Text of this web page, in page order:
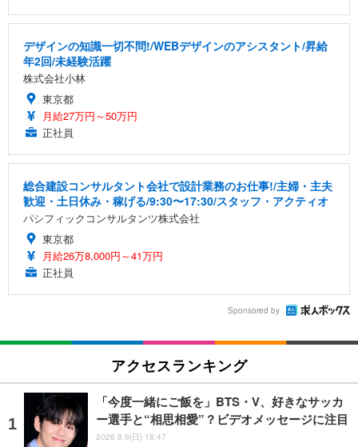
デザインの知識一切不問!/WEBデザインのアシスタント/昇給
年2回/未経験活躍
株式会社小林
東京都
月給27万円～50万円
正社員
総合建設コンサルタント会社で設計業務のお仕事!/主婦・主夫
歓迎・土日休み・稼げる/9:30〜17:30/スタッフ・アクティオ
パシフィックコンサルタンツ株式会社
東京都
月給26万8,000円～41万円
正社員
Sponsored by
アクセスランキング
「今度一緒にご飯を」BTS・V、好きなサッカ
ー選手と“相思相愛”？ビデオメッセージに注目
2026.8.9(日) 18:47